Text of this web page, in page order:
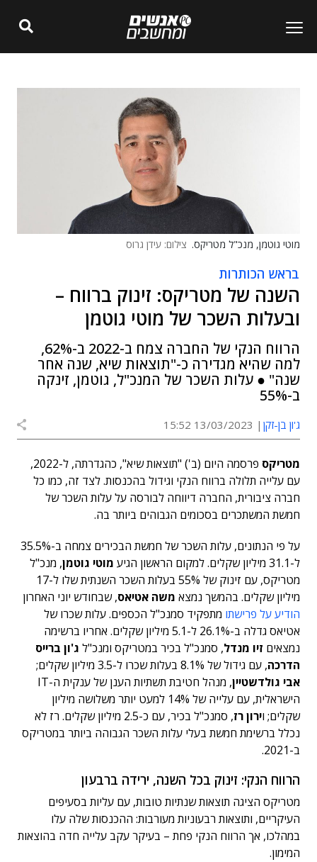
מוטי גוטמן, מנכ"ל מטריקס. צילום: עידן גרוס
בראש הכותרות
השנה של מטריקס: זינוק ברווח –
ובעלות השכר של מוטי גוטמן
הרווח הנקי של החברה צמח ב-2022 ב-62%,
למה שהיא מגדירה כ-"תוצאות שיא, שנה אחר
שנה" ● עלות השכר של המנכ"ל, גוטמן, זינקה
ב-55%
ג'ון בן-זקן 13/03/2023 15:52
מטריקס
פרסמה היום (ב') "תוצאות שיא", כהגדרתה, ל-2022,
עם עלייה תלולה ברווח הנקי וגידול בהכנסות. לצד זה, כמו כל
חברה ציבורית, החברה דיווחה לבורסה על עלות השכר של
חמשת המשתכרים בסכומים הגבוהים ביותר בה.
על פי הנתונים, עלות השכר של חמשת הבכירים צמחה ב-35.5%
ל-31.1 מיליון שקלים. למקום הראשון הגיע
מוטי גוטמן, מנכ"ל
מטריקס, עם זינוק של 55% בעלות השכר השנתית שלו ל-17
מיליון שקלים. בהמשך נמצא משה אטיאס, שבחודש יוני האחרון
הודיע על פרישתו מתפקיד סמנכ"ל הכספים. עלות שכרו של
אטיאס גדלה ב-26.1% ל-5.1 מיליון שקלים. אחריו ברשימה
נמצאים זיו מנדל, סמנכ"ל בכיר במטריקס ומנכ"ל ג'ון ברייס
הדרכה, עם גידול של 8.1% בעלות שכרו ל-3.5 מיליון שקלים;
אבי גולדשטיין
, מנהל חטיבת תשתיות הענן של ענקית ה-IT
הישראלית, עם עלייה של 14% למעט יותר משלושה מיליון
שקלים; וירון רז
, סמנכ"ל בכיר, עם כ-2.5 מיליון שקלים. רז לא
נכלל ברשימת חמשת בעלי עלות השכר הגבוהה ביותר במטריקס
ב-2021.
הרווח הנקי: זינוק בכל השנה, ירידה ברבעון
מטריקס הציגה תוצאות שנתיות טובות, עם עליות בסעיפים
העיקריים, ותוצאות רבעוניות מעורבות: ההכנסות שלה עלו
במהלכו, אך הרווח הנקי פחת – בעיקר עקב עלייה חדה בהוצאות
המימון.